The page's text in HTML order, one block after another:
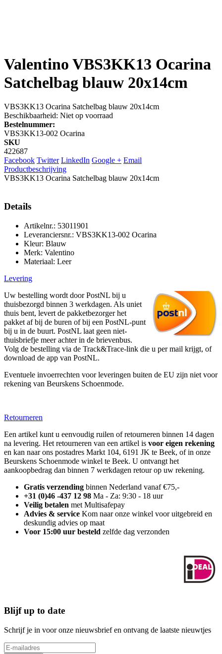
Valentino VBS3KK13 Ocarina
Satchelbag blauw 20x14cm
VBS3KK13 Ocarina Satchelbag blauw 20x14cm
Beschikbaarheid: Niet op voorraad
Bestelnummer:
VBS3KK13-002 Ocarina
SKU
422687
Facebook Twitter LinkedIn Google + Email
Productbeschrijving
VBS3KK13 Ocarina Satchelbag blauw 20x14cm
Details
Artikelnr.: 53011901
Leveranciersnr.: VBS3KK13-002 Ocarina
Kleur: Blauw
Merk: Valentino
Materiaal: Leer
Levering
Uw bestelling wordt door PostNL bij u
thuisbezorgd binnen 3 werkdagen. Als uniet
thuis bent, levert de pakketbezorger het
pakket af bij de buren of bij een PostNL-punt
bij u in de buurt. PostNL laat geen niet-
thuisbriefje meer achter in de brievenbus.
Volg de bestelling via de Track&Trace-link die u per mail krijgt, of
download de app van PostNL.
Eventuele invoerrechten voor leveringen buiten de EU zijn niet voor
rekening van Beurskens Schoenmode.
Retourneren
Een artikel kunt u eenvoudig ruilen of retourneren binnen 14 dagen
na levering. Het retourneren van een artikel is voor eigen rekening
en kan naar ons postadres Markt 104, 6191 JK te Beek, of in onze
Beurskens Schoenmode winkel te Beek. U ontvangt het
aankoopbedrag dan binnen 7 werkdagen retour op uw rekening.
Gratis verzending binnen Nederland vanaf €75,-
+31 (0)46 -437 12 98 Ma - Za: 9:30 - 18 uur
Veilig betalen met Multisafepay
Advies & service Kom naar onze winkel voor uitgebreid en
deskundig advies op maat
Voor 15:00 uur besteld zelfde dag verzonden
Blijf up to date
Schrijf je in voor onze nieuwsbrief en ontvang de laatste nieuwtjes